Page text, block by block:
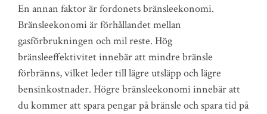
En annan faktor är fordonets bränsleekonomi.
Bränsleekonomi är förhållandet mellan
gasförbrukningen och mil reste. Hög
bränsleeffektivitet innebär att mindre bränsle
förbränns, vilket leder till lägre utsläpp och lägre
bensinkostnader. Högre bränsleekonomi innebär att
du kommer att spara pengar på bränsle och spara tid på